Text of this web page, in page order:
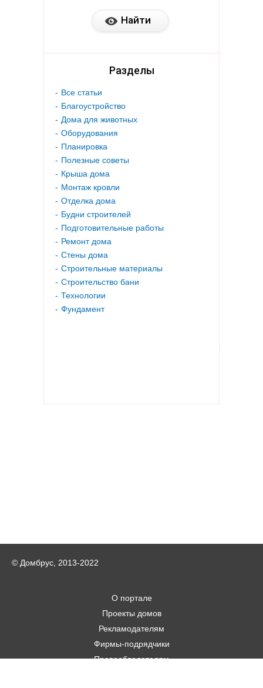
Разделы
Все статьи
Благоустройство
Дома для животных
Оборудования
Планировка
Полезные советы
Крыша дома
Монтаж кровли
Отделка дома
Будни строителей
Подготовительные работы
Ремонт дома
Стены дома
Строительные материалы
Строительство бани
Технологии
Фундамент
© Домбрус, 2013-2022
О портале
Проекты домов
Рекламодателям
Фирмы-подрядчики
Правообладателям